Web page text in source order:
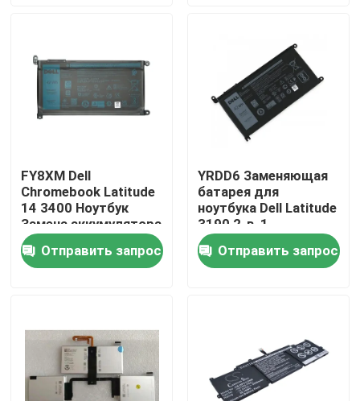
Продукция
Замена экрана Lenovo LCD
Замена экрана Dell LCD
Замена экрана LCD Acer
Замена экрана Macbook LCD
FY8XM Dell
Chromebook Latitude
14 3400 Ноутбук
Замена аккумулятора
3-клетка 11.4V 42Wh
Отправить запрос
YRDD6 Заменяющая
батарея для
ноутбука Dell Latitude
3190 2-в-1
Отправить запрос